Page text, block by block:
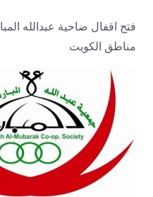
فتح اقفال ضاحية عبدالله
مناطق الكويت